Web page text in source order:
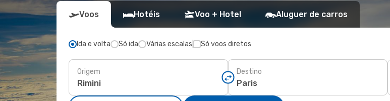
Voos Hotéis Voo + Hotel Aluguer de carros
Ida e volta Só ida Várias escalas Só voos diretos
Origem Destino